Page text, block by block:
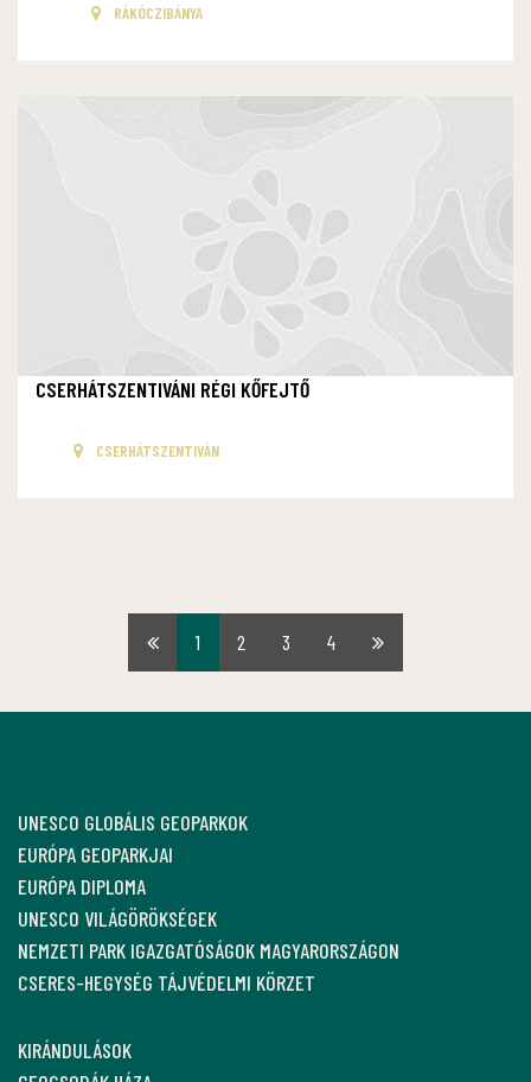
RÁKÓCZIBÁNYA
CSERHÁTSZENTIVÁNI RÉGI KŐFEJTŐ
CSERHÁTSZENTIVÁN
Első1 2 3 4
Utolsó
UNESCO GLOBÁLIS GEOPARKOK
EURÓPA GEOPARKJAI
EURÓPA DIPLOMA
UNESCO VILÁGÖRÖKSÉGEK
NEMZETI PARK IGAZGATÓSÁGOK MAGYARORSZÁGON
CSERES-HEGYSÉG TÁJVÉDELMI KÖRZET
KIRÁNDULÁSOK